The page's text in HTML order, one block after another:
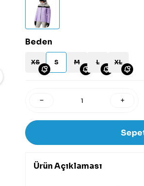
Beden
XS S M L XL
Ürün Açıklaması